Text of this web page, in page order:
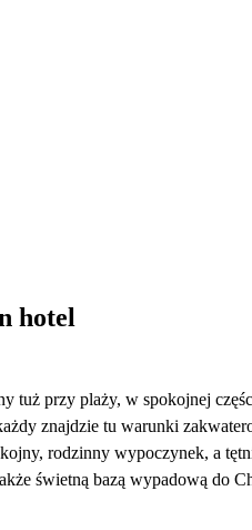
hotel
tuż przy plaży, w spokojnej
znajdzie tu warunki
rodzinny wypoczynek, a
świetną bazą wypadową do